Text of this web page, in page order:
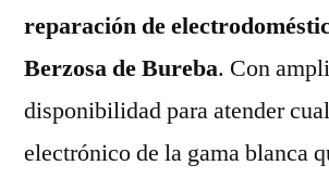
reparación de
Berzosa de Bureba. Con
disponibilidad para atender
electrónico de la gama blanca